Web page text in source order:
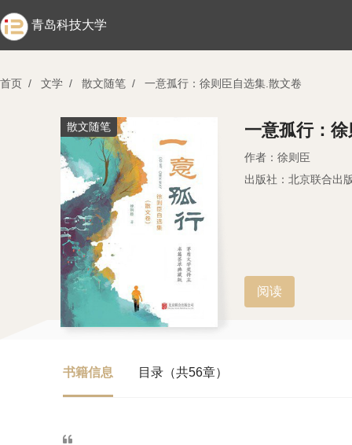
青岛科技大学
首页 / 文学 / 散文随笔 / 一意孤行：徐则臣自选集.散文卷
散文随笔 一意孤行：
作者：徐则臣
出版社：北京联合出
阅读
书籍信息 目录（共56章）